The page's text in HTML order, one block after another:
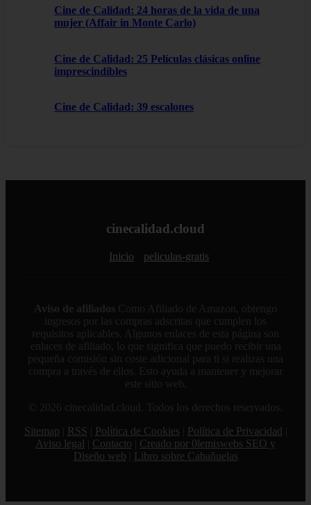
Cine de Calidad: 24 horas de la vida de una
mujer (Affair in Monte Carlo)
Cine de Calidad: 25 Películas clásicas online
imprescindibles
Cine de Calidad: 39 escalones
cinecalidad.cloud
Inicio peliculas-gratis
Aviso de afiliados Como Afiliado de Amazon, obtengo
ingresos por las compras adscritas que cumplen los
requisitos aplicables. Algunos enlaces de esta página son
enlaces de afiliado, lo que significa que puedo recibir una
pequeña comisión sin coste adicional para ti si realizas una
compra a través de ellos. Esto ayuda a mantener y mejorar
este sitio web.
© 2026 cinecalidad.cloud. Todos los derechos reservados.
Sitemap
RSS Política de Cookies Política de Privacidad
Aviso legal
Contacto
Creado por 0lemiswebs SEO y
Diseño web
Libro sobre Cabañuelas